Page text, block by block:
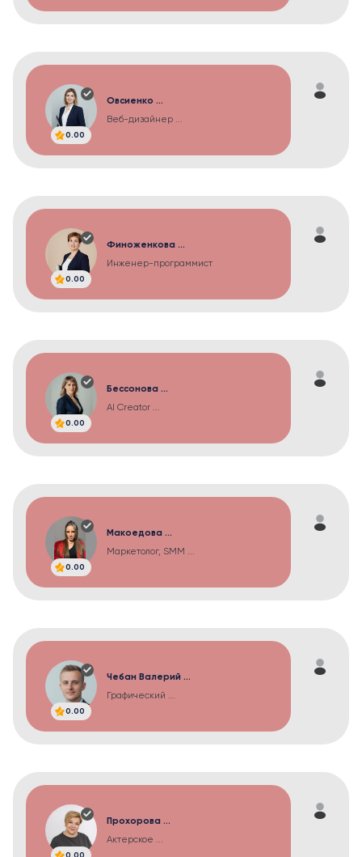
0.00
Овсиенко ...
Веб-дизайнер ...
0.00
Финоженкова ...
Инженер-программист
0.00
Бессонова ...
AI Creator ...
0.00
Макоедова ...
Маркетолог, SMM ...
0.00
Чебан Валерий ...
Графический ...
0.00
Прохорова ...
Актерское ...